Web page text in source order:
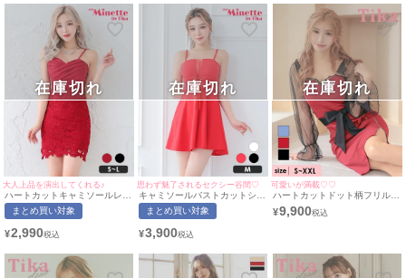
| myMinette/マイミネット
大人上品を演出してくれる♪
ハートカットキャミソールレー
スプチプラタイトミニドレス
(Sサイズ〜Lサイズ)(せいせい/
マイミネット]
まとめ買い対象
¥2,990
在庫切れ
思わず魅了されるセクシー谷間♡
キャミソールバストカットシー
スループチプラハイウエスト切
替フレアミニドレス (Mサイズ)
[myMinette/マイミネット]
まとめ買い対象
¥3,900
在庫切れ
可愛いが満載♡♡
ハートカットドット柄フリルレ
ースジップスリット長袖タイト
ミニドレス (Sサイズ～XXLサ
¥9,900
在庫切れ